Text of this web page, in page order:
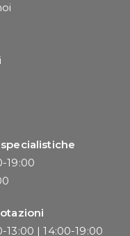
19:00
13:00 | 14:00-19:00